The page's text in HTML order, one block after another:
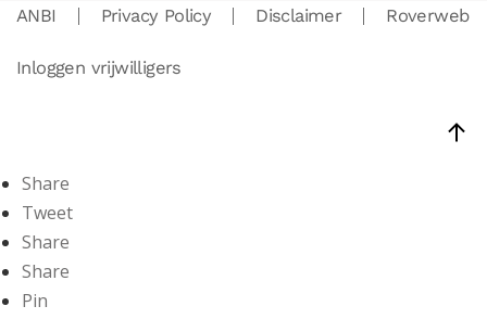
ANBI Privacy Policy Disclaimer Roverweb
Inloggen vrijwilligers
Share
Tweet
Share
Share
Pin